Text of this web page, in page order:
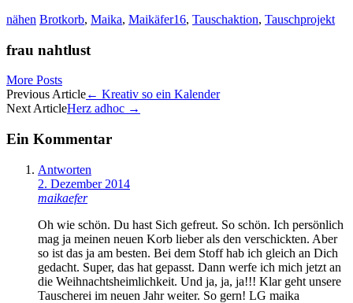
nähen Brotkorb, Maika, Maikäfer16, Tauschaktion, Tauschprojekt
frau nahtlust
More Posts
Artikel-
Navigation
Previous Article← Kreativ so ein Kalender
Next ArticleHerz adhoc →
Ein Kommentar
Antworten
2. Dezember 2014
maikaefer
Oh wie schön. Du hast Sich gefreut. So schön. Ich persönlich
mag ja meinen neuen Korb lieber als den verschickten. Aber
so ist das ja am besten. Bei dem Stoff hab ich gleich an Dich
gedacht. Super, das hat gepasst. Dann werfe ich mich jetzt an
die Weihnachtsheimlichkeit. Und ja, ja, ja!!! Klar geht unsere
Tauscherei im neuen Jahr weiter. So gern! LG maika